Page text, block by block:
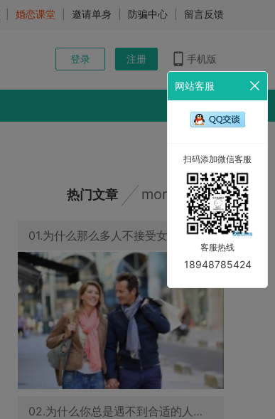
婚恋课堂 邀请单身 防骗中心 留言反馈
登录 注册 手机版
热门文章 more
01.为什么那么多人不接受女大男小？女大男小真的不能在一起吗？
02.为什么你总是遇不到合适的人脱单？
网站客服
扫码添加微信客服
客服热线
18948785424